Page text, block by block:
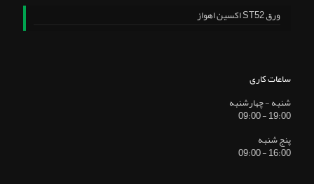
ورق ST52 اکسین اهواز
ساعات کاری
شنبه - چهارشنبه
19:00 - 09:00
پنج شنبه
16:00 - 09:00